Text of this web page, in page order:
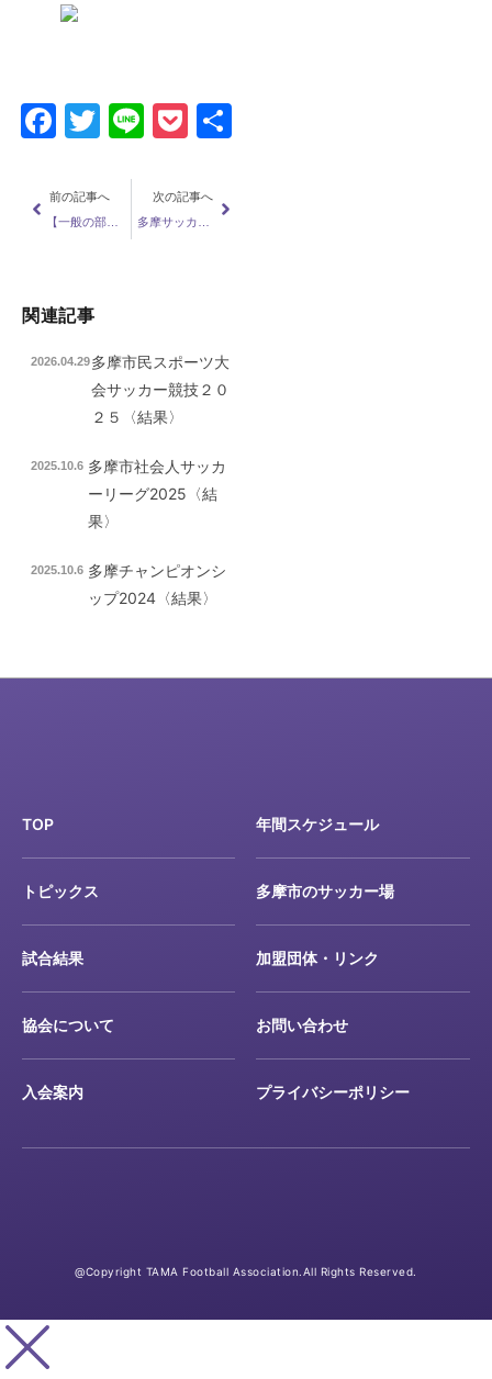
Facebook
Twitter
LinePocket
前の記事へ 次の記事へ
関連記事
多摩市民スポーツ大
会サッカー競技２０
２５〈結果〉
2026.04.29
多摩市社会人サッカ
ーリーグ2025〈結
果〉
2025.10.6
多摩チャンピオンシ
ップ2024〈結果〉
2025.10.6
TOP
トピックス
試合結果
協会について
入会案内
年間スケジュール
多摩市のサッカー場
加盟団体・リンク
お問い合わせ
プライバシーポリシー
@Copyright TAMA Football Association.All Rights Reserved.